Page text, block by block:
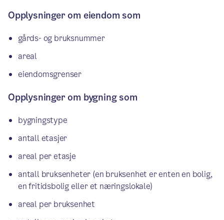
Opplysninger om eiendom som
gårds- og bruksnummer
areal
eiendomsgrenser
Opplysninger om bygning som
bygningstype
antall etasjer
areal per etasje
antall bruksenheter (en bruksenhet er enten en bolig,
en fritidsbolig eller et næringslokale)
areal per bruksenhet